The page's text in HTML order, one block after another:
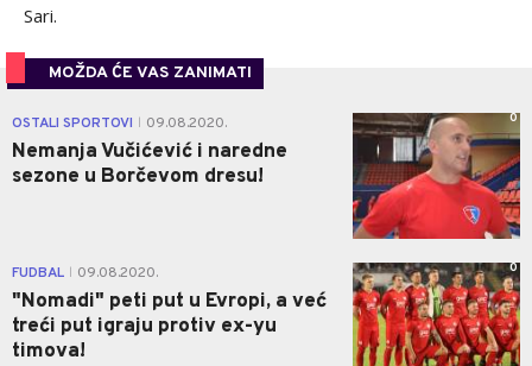
Sari.
MOŽDA ĆE VAS ZANIMATI
OSTALI SPORTOVI 09.08.2020.
Nemanja Vučićević i naredne
sezone u Borčevom dresu!
0
FUDBAL 09.08.2020.
"Nomadi" peti put u Evropi, a već
treći put igraju protiv ex-yu
timova!
0